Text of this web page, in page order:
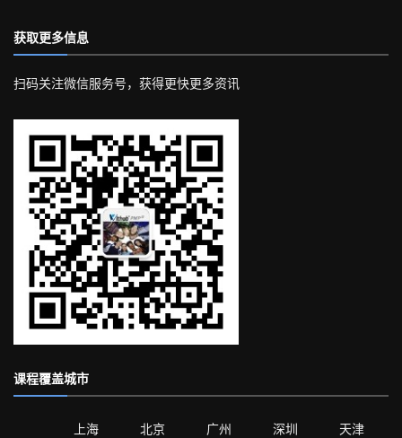
获取更多信息
扫码关注微信服务号，获得更快更多资讯
课程覆盖城市
上海 北京 广州 深圳
天津